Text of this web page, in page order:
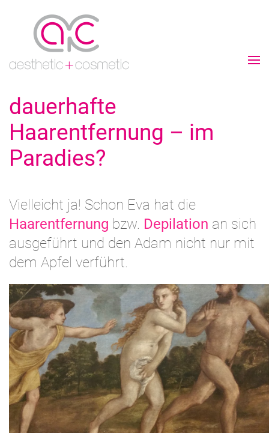
dauerhafte
Haarentfernung – im
Paradies?
Vielleicht ja! Schon Eva hat die
Haarentfernung bzw. Depilation an sich
ausgeführt und den Adam nicht nur mit
dem Apfel verführt.